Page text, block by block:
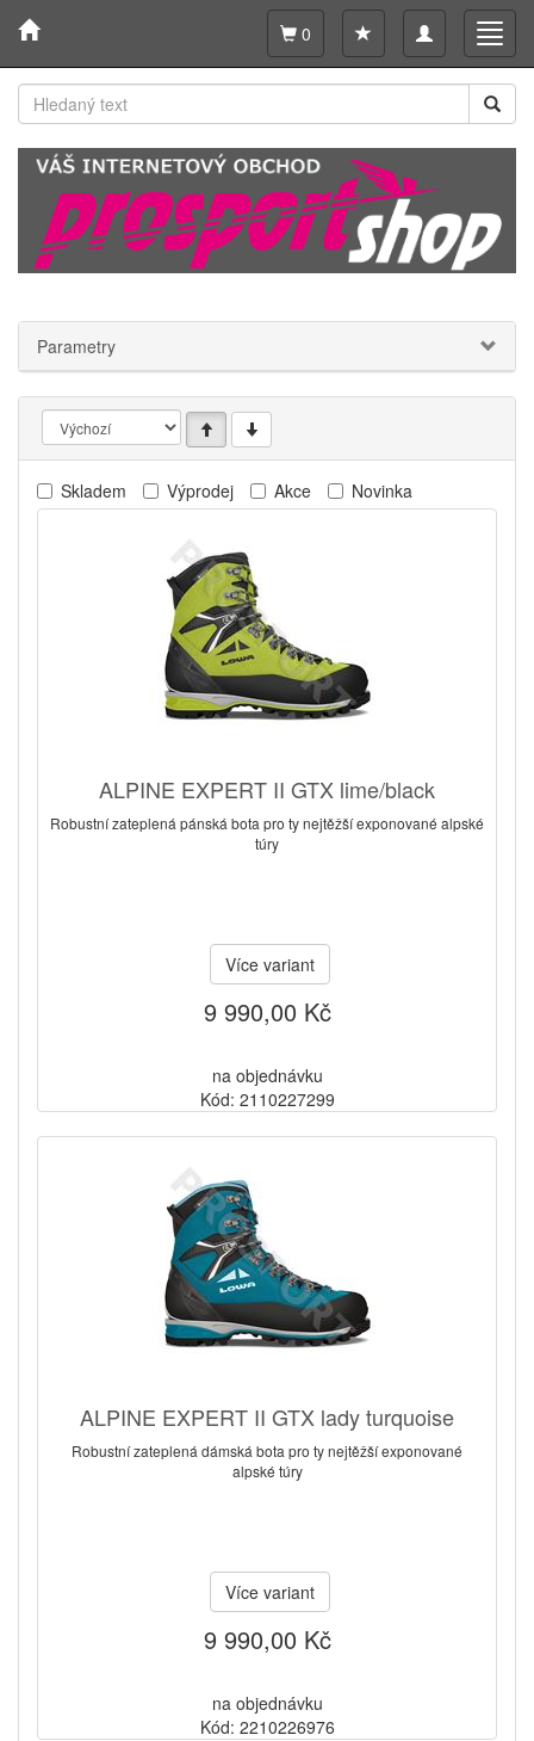
Toggle
navigation
0
Parametry
Skladem Výprodej Akce Novinka
ALPINE EXPERT II GTX lime/black
Robustní zateplená pánská bota pro ty nejtěžší exponované alpské
túry
Více variant
9 990,00 Kč
na objednávku
Kód: 2110227299
ALPINE EXPERT II GTX lady turquoise
Robustní zateplená dámská bota pro ty nejtěžší exponované
alpské túry
Více variant
9 990,00 Kč
na objednávku
Kód: 2210226976